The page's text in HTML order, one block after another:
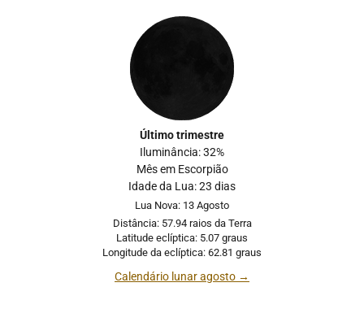
Último trimestre
Iluminância: 32%
Mês em Escorpião
Idade da Lua: 23 dias
Lua Nova: 13 Agosto
Distância: 57.94 raios da Terra
Latitude eclíptica: 5.07 graus
Longitude da eclíptica: 62.81 graus
Calendário lunar agosto →